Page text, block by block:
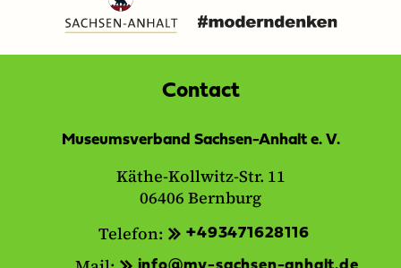
Contact
Museumsverband Sachsen-Anhalt e. V.
Käthe-Kollwitz-Str. 11
06406 Bernburg
Telefon:
+493471628116